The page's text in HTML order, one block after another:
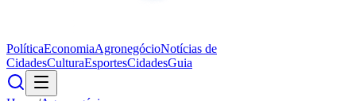
PolíticaEconomiaAgronegócioNotícias de
CidadesCulturaEsportesCidadesGuia